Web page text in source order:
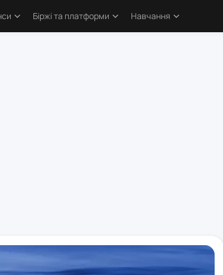
Біржі та платформи Навчання